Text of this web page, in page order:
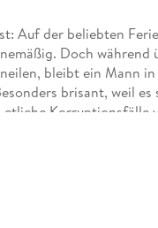
Auf der beliebten
Doch während
bleibt ein Mann
brisant, weil